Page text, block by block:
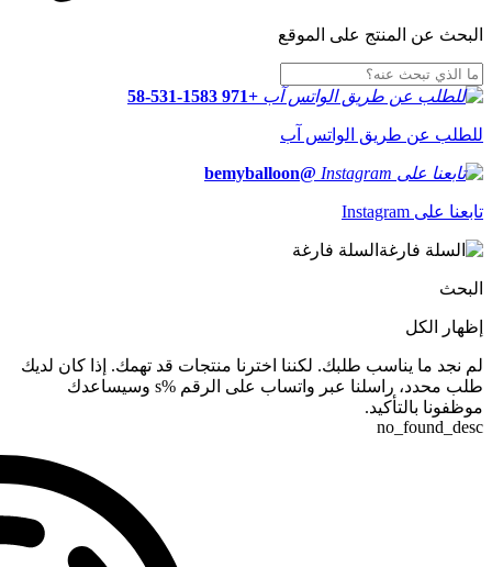
البحث عن المنتج على الموقع
+971 58-531-1583
للطلب عن طريق الواتس آب
@bemyballoon
تابعنا على Instagram
السلة فارغة
البحث
إظهار الكل
لم نجد ما يناسب طلبك. لكننا اخترنا منتجات قد تهمك. إذا كان لديك
طلب محدد، راسلنا عبر واتساب على الرقم %s وسيساعدك
موظفونا بالتأكيد.
no_found_desc